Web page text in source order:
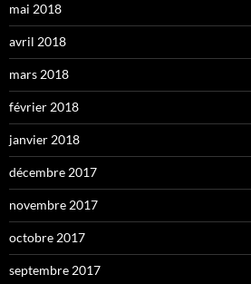
mai 2018
avril 2018
mars 2018
février 2018
janvier 2018
décembre 2017
novembre 2017
octobre 2017
septembre 2017